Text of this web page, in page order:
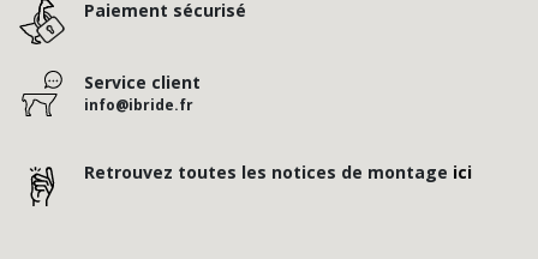
Paiement sécurisé
Service client
info@ibride.fr
Retrouvez toutes les notices de montage ici